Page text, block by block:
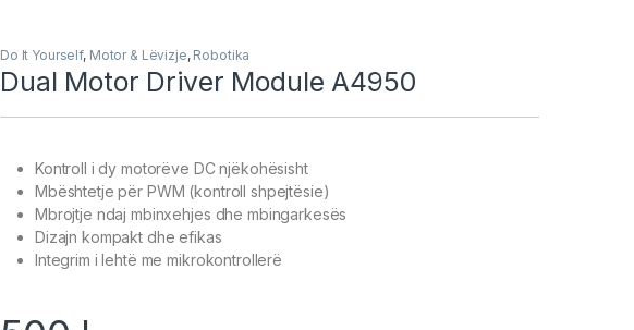
Do It Yourself, Motor & Lëvizje, Robotika
Dual Motor Driver Module A4950
Kontroll i dy motorëve DC njëkohësisht
Mbështetje për PWM (kontroll shpejtësie)
Mbrojtje ndaj mbinxehjes dhe mbingarkesës
Dizajn kompakt dhe efikas
Integrim i lehtë me mikrokontrollerë